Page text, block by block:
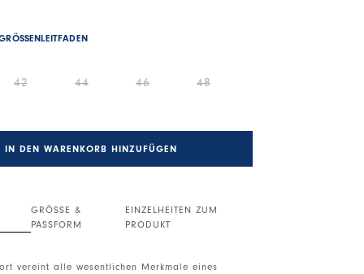
42 44 46 48
IN DEN WARENKORB HINZUFÜGEN
GRÖSSE &
PASSFORM
EINZELHEITEN ZUM
PRODUKT
vereint alle wesentlichen Merkmale eines